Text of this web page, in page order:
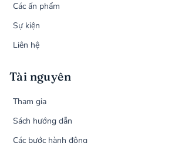
Các ấn phẩm
Sự kiện
Liên hệ
Tài nguyên
Tham gia
Sách hướng dẫn
Các bước hành động